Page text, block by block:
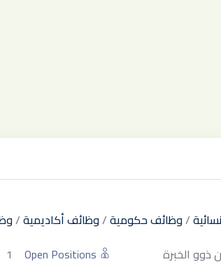
/وظائف حكومية/وظائف أكاديمية/
ذوو الخبرة Open Positions
1